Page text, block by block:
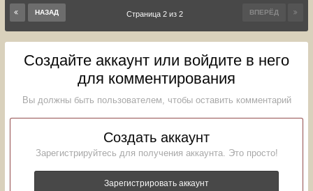
НАЗАД ВПЕРЁД
Страница 2 из 2
Создайте аккаунт или войдите в него
для комментирования
Вы должны быть пользователем, чтобы оставить комментарий
Создать аккаунт
Зарегистрируйтесь для получения аккаунта. Это просто!
Зарегистрировать аккаунт